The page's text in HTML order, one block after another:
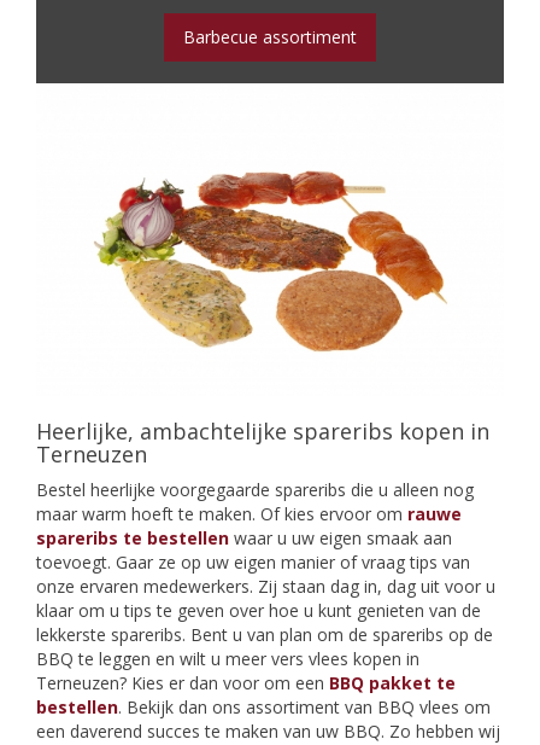
Barbecue assortiment
Heerlijke, ambachtelijke spareribs kopen in
Terneuzen
Bestel heerlijke voorgegaarde spareribs die u alleen nog
maar warm hoeft te maken. Of kies ervoor om rauwe
spareribs te bestellen waar u uw eigen smaak aan
toevoegt. Gaar ze op uw eigen manier of vraag tips van
onze ervaren medewerkers. Zij staan dag in, dag uit voor u
klaar om u tips te geven over hoe u kunt genieten van de
lekkerste spareribs. Bent u van plan om de spareribs op de
BBQ te leggen en wilt u meer vers vlees kopen in
Terneuzen? Kies er dan voor om een BBQ pakket te
bestellen. Bekijk dan ons assortiment van BBQ vlees om
een daverend succes te maken van uw BBQ. Zo hebben wij